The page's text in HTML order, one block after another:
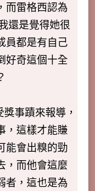
而雷格西認為
還是覺得她很
員都是有自己
好奇這個十全
事蹟來報導，
，這樣才能賺
能會出糗的勁
，而他會這麼
者，這也是為